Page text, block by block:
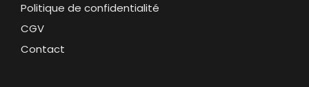
Politique de confidentialité
CGV
Contact